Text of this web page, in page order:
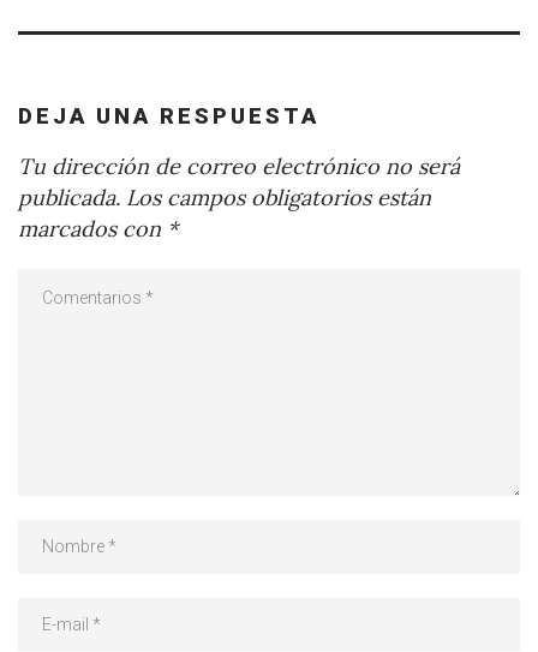
DEJA UNA RESPUESTA
Tu dirección de correo electrónico no será
publicada. Los campos obligatorios están
marcados con *